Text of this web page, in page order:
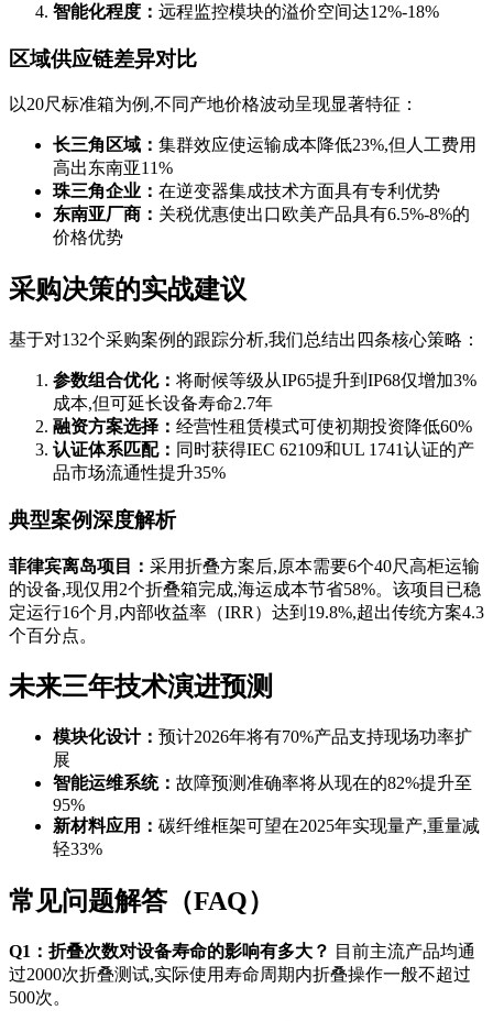
智能化程度： 远程监控模块的溢价空间达12%-18%
区域供应链差异对比
以20尺标准箱为例,不同产地价格波动呈现显著特征：
长三角区域： 集群效应使运输成本降低23%,但人工费用
高出东南亚11%
珠三角企业： 在逆变器集成技术方面具有专利优势
东南亚厂商： 关税优惠使出口欧美产品具有6.5%-8%的
价格优势
采购决策的实战建议
基于对132个采购案例的跟踪分析,我们总结出四条核心策略：
参数组合优化： 将耐候等级从IP65提升到IP68仅增加3%
成本,但可延长设备寿命2.7年
融资方案选择： 经营性租赁模式可使初期投资降低60%
认证体系匹配： 同时获得IEC 62109和UL 1741认证的产
品市场流通性提升35%
典型案例深度解析
菲律宾离岛项目： 采用折叠方案后,原本需要6个40尺高柜运输
的设备,现仅用2个折叠箱完成,海运成本节省58%。该项目已稳
定运行16个月,内部收益率（IRR）达到19.8%,超出传统方案4.3
个百分点。
未来三年技术演进预测
模块化设计： 预计2026年将有70%产品支持现场功率扩
展
智能运维系统： 故障预测准确率将从现在的82%提升至
95%
新材料应用： 碳纤维框架可望在2025年实现量产,重量减
轻33%
常见问题解答（FAQ）
Q1：折叠次数对设备寿命的影响有多大？ 目前主流产品均通
过2000次折叠测试,实际使用寿命周期内折叠操作一般不超过
500次。